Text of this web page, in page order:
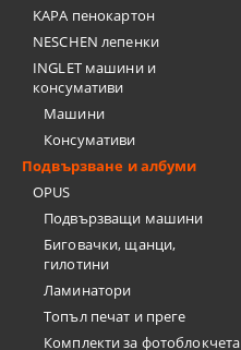
KAPA пенокартон
NESCHEN лепенки
INGLET машини и
консумативи
Машини
Консумативи
Подвързване и албуми
OPUS
Подвързващи машини
Биговачки, щанци,
гилотини
Ламинатори
Топъл печат и преге
Комплекти за фотоблокчета